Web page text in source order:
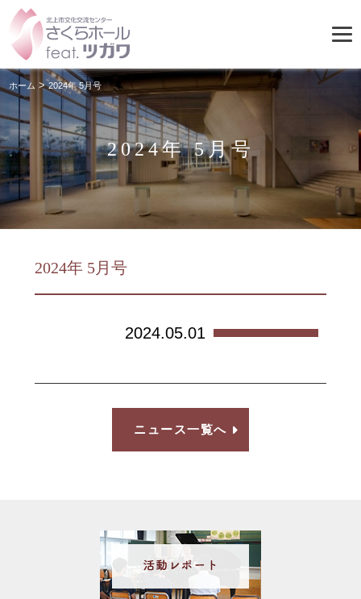
2024年 5月号
ホーム >2024年 5月号
2024年 5月号
2024.05.01
ニュース一覧へ